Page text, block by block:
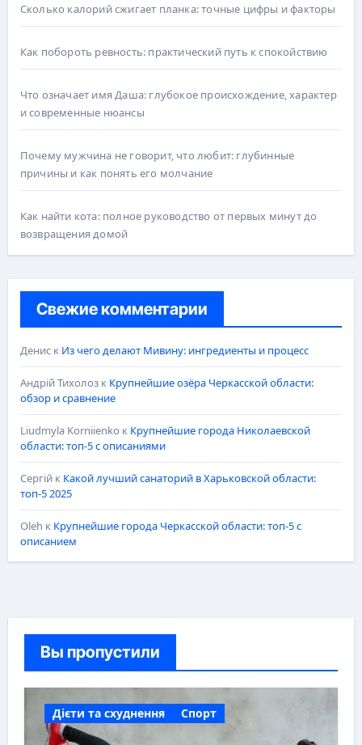
Сколько калорий сжигает планка: точные цифры и факторы
Как побороть ревность: практический путь к спокойствию
Что означает имя Даша: глубокое происхождение, характер
и современные нюансы
Почему мужчина не говорит, что любит: глубинные
причины и как понять его молчание
Как найти кота: полное руководство от первых минут до
возвращения домой
Свежие комментарии
Дениск Из чего делают Мивину: ингредиенты и процесс
Андрій Тихолозк Крупнейшие озёра Черкасской области:
обзор и сравнение
Liudmyla Korniienko к Крупнейшие города Николаевской
области: топ-5 с описаниями
Сергійк Какой лучший санаторий в Харьковской области:
топ-5 2025
Oleh к Крупнейшие города Черкасской области: топ-5 с
описанием
Вы пропустили
Дієти та схуднення Спорт